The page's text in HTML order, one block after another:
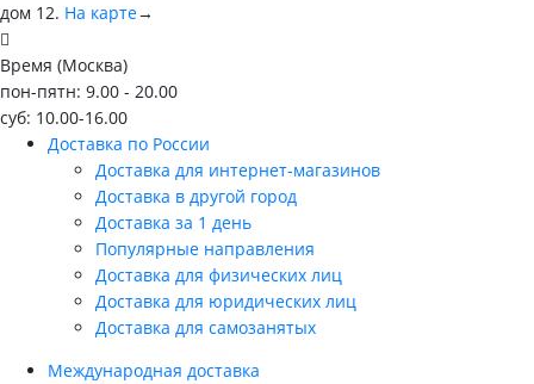
дом 12. На карте→
Время (Москва)
пон-пятн: 9.00 - 20.00
суб: 10.00-16.00
Доставка по России
Доставка для интернет-магазинов
Доставка в другой город
Доставка за 1 день
Популярные направления
Доставка для физических лиц
Доставка для юридических лиц
Доставка для самозанятых
Международная доставка